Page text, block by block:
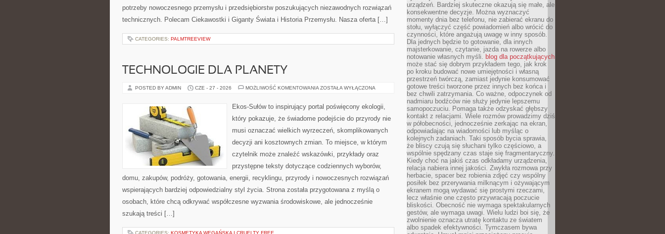
potrzeby nowoczesnego przemysłu i przedsiębiorstw poszukujących niezawodnych rozwiązań
technicznych. Polecam Ciekawostki i Giganty Świata i Historia Przemysłu. Nasza oferta […]
CATEGORIES: PALMTREEVIEW
TECHNOLOGIE DLA PLANETY
POSTED BY ADMIN CZE - 27 - 2026 MOŻLIWOŚĆ KOMENTOWANIA TECHNOLOGIE
ZOSTAŁA WYŁĄCZONA
Ekos-Sułów to inspirujący portal poświęcony ekologii,
który pokazuje, że świadome podejście do przyrody nie
musi oznaczać wielkich wyrzeczeń, skomplikowanych
decyzji ani kosztownych zmian. To miejsce, w którym
czytelnik może znaleźć wskazówki, przykłady oraz
przystępne teksty dotyczące codziennych wyborów,
domu, zakupów, podróży, gotowania, energii, recyklingu, przyrody i nowoczesnych rozwiązań
wspierających bardziej odpowiedzialny styl życia. Strona została przygotowana z myślą o
osobach, które chcą odkrywać współczesne wyzwania środowiskowe, ale jednocześnie
szukają treści […]
CATEGORIES: KOSMETYKA WEGAŃSKA I CRUELTY FREE
urządzeń. Bardziej skuteczne okazują się małe, ale
konsekwentne decyzje. Można wyznaczyć
momenty dnia bez telefonu, nie zabierać ekranu do
stołu, wyłączyć część powiadomień albo wrócić do
czynności, które angażują uwagę w inny sposób.
Dla jednych będzie to gotowanie, dla innych
majsterkowanie, czytanie, jazda na rowerze albo
notowanie własnych myśli. blog dla początkujących
może stać się dobrym przykładem tego, jak krok
po kroku budować nowe umiejętności i własną
przestrzeń twórczą, zamiast jedynie konsumować
gotowe treści tworzone przez innych bez końca i
bez chwili zatrzymania. Co ważne, odpoczynek od
nadmiaru bodźców nie służy jedynie lepszemu
samopoczuciu. Pomaga także odzyskać głębszy
kontakt z relacjami. Wiele rozmów prowadzimy dziś
w półobecności, jednocześnie zerkając na ekran,
odpowiadając na wiadomości lub myśląc o
kolejnych zadaniach. Taki sposób bycia sprawia,
że bliscy czują się słuchani tylko częściowo, a
wspólnie spędzany czas staje się fragmentaryczny.
Kiedy choć na jakiś czas odkładamy urządzenia,
relacja nabiera innej jakości. Zwykła rozmowa przy
herbacie, spacer bez robienia zdjęć czy wspólny
posiłek bez przerywania milknącym i ożywającym
ekranem mogą wydawać się prostymi rzeczami,
lecz właśnie one często przywracają poczucie
bliskości. Obecność nie wymaga spektakularnych
gestów, ale wymaga uwagi. Wielu ludzi boi się, że
zwolnienie oznacza utratę kontaktu ze światem
albo spadek efektywności. Tymczasem bywa